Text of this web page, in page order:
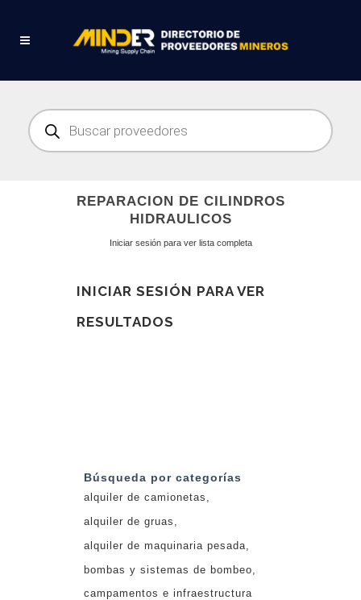
Búsqueda
de
productos
REPARACION DE CILINDROS
HIDRAULICOS
Iniciar sesión para ver lista completa
INICIAR SESIÓN PARA VER
RESULTADOS
Búsqueda por categorías
alquiler de camionetas
alquiler de gruas
alquiler de maquinaria pesada
bombas y sistemas de bombeo
campamentos e infraestructura